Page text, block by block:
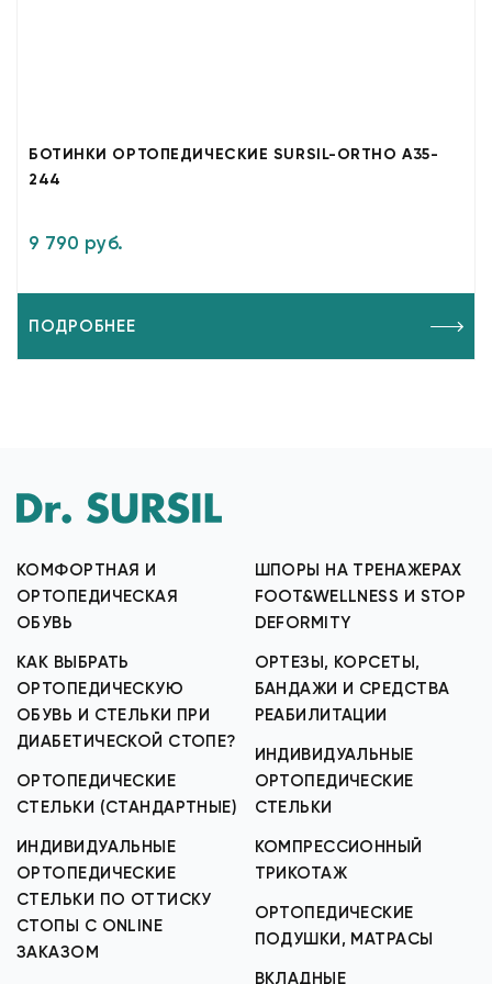
БОТИНКИ ОРТОПЕДИЧЕСКИЕ SURSIL-ORTHO A35-
244
9 790 руб.
ПОДРОБНЕЕ
КОМФОРТНАЯ И
ОРТОПЕДИЧЕСКАЯ
ОБУВЬ
КАК ВЫБРАТЬ
ОРТОПЕДИЧЕСКУЮ
ОБУВЬ И СТЕЛЬКИ ПРИ
ДИАБЕТИЧЕСКОЙ СТОПЕ?
ОРТОПЕДИЧЕСКИЕ
СТЕЛЬКИ (СТАНДАРТНЫЕ)
ИНДИВИДУАЛЬНЫЕ
ОРТОПЕДИЧЕСКИЕ
СТЕЛЬКИ ПО ОТТИСКУ
СТОПЫ С ONLINE
ЗАКАЗОМ
ШПОРЫ НА ТРЕНАЖЕРАХ
FOOT&WELLNESS И STOP
DEFORMITY
ОРТЕЗЫ, КОРСЕТЫ,
БАНДАЖИ И СРЕДСТВА
РЕАБИЛИТАЦИИ
ИНДИВИДУАЛЬНЫЕ
ОРТОПЕДИЧЕСКИЕ
СТЕЛЬКИ
КОМПРЕССИОННЫЙ
ТРИКОТАЖ
ОРТОПЕДИЧЕСКИЕ
ПОДУШКИ, МАТРАСЫ
ВКЛАДНЫЕ